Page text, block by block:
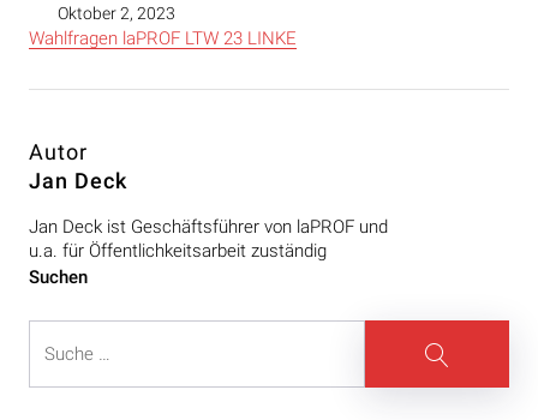
Oktober 2, 2023
Wahlfragen laPROF LTW 23 LINKE
Autor
Jan Deck
Jan Deck ist Geschäftsführer von laPROF und
u.a. für Öffentlichkeitsarbeit zuständig
Beitragsnavigation
Suchen
Suche